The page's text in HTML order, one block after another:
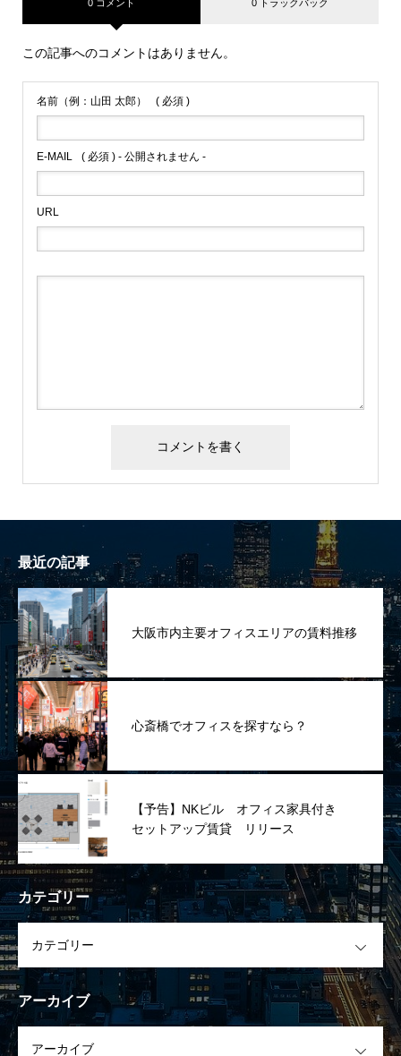
0 コメント 0 トラックバック
この記事へのコメントはありません。
名前（例：山田 太郎） ( 必須 )
E-MAIL ( 必須 ) - 公開されません -
URL
最近の記事
大阪市内主要オフィスエリアの賃料推移
心斎橋でオフィスを探すなら？
【予告】NKビル オフィス家具付き
セットアップ賃貸 リリース
カテゴリー
アーカイブ